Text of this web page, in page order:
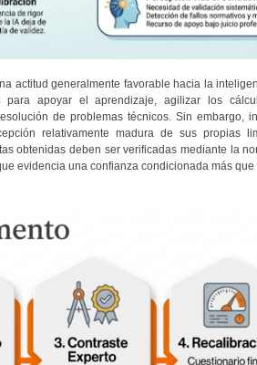
actitud generalmente favorable hacia la
apoyar el aprendizaje, agilizar los
de problemas técnicos. Sin embargo,
relativamente madura de sus propias
obtenidas deben ser verificadas mediante la
evidencia una confianza condicionada más que